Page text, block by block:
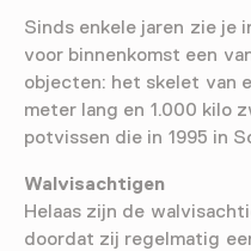
Sinds enkele jaren zie je
voor binnenkomst een
objecten: het skelet van
meter lang en 1.000 kilo
potvissen die in 1995 in
Walvisachtigen
Helaas zijn de
doordat zij regelmatig